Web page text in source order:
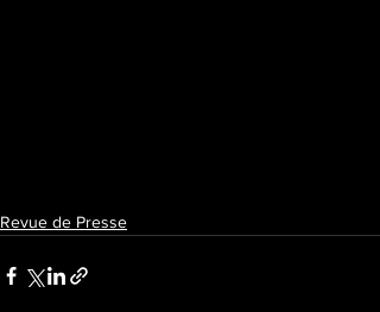
Revue de Presse